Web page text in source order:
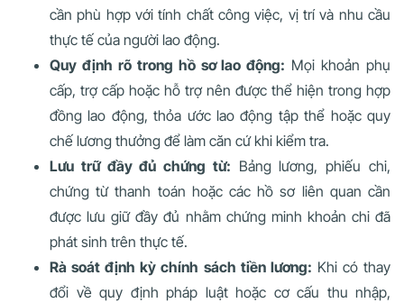
cần phù hợp với tính chất công việc, vị trí và nhu cầu
thực tế của người lao động.
Quy định rõ trong hồ sơ lao động: Mọi khoản phụ
cấp, trợ cấp hoặc hỗ trợ nên được thể hiện trong hợp
đồng lao động, thỏa ước lao động tập thể hoặc quy
chế lương thưởng để làm căn cứ khi kiểm tra.
Lưu trữ đầy đủ chứng từ: Bảng lương, phiếu chi,
chứng từ thanh toán hoặc các hồ sơ liên quan cần
được lưu giữ đầy đủ nhằm chứng minh khoản chi đã
phát sinh trên thực tế.
Rà soát định kỳ chính sách tiền lương: Khi có thay
đổi về quy định pháp luật hoặc cơ cấu thu nhập,